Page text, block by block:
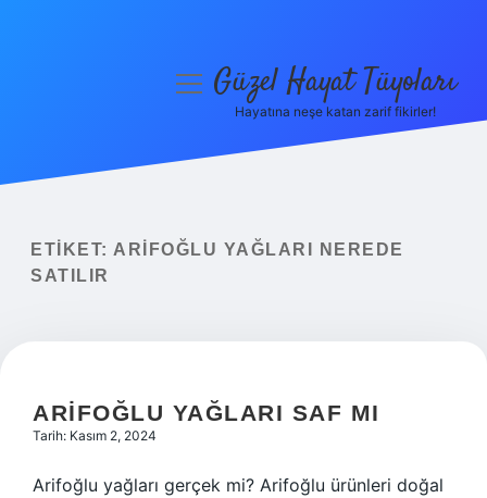
Yasal Uyarı
menüyüGüzel Hayat Tüyoları
Hayatına neşe katan zarif fikirler!
ETIKET: ARIFOĞLU YAĞLARI NEREDE
SATILIR
ARIFOĞLU YAĞLARI SAF MI
Tarih: Kasım 2, 2024
Arifoğlu yağları gerçek mi? Arifoğlu ürünleri doğal